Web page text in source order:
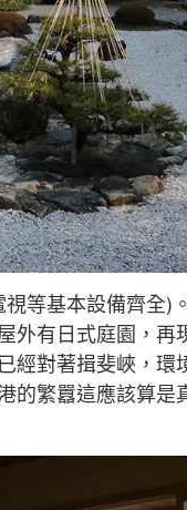
等基本設備齊全)
外有日式庭園，再
經對著揖斐峽，環
的繁囂這應該算是